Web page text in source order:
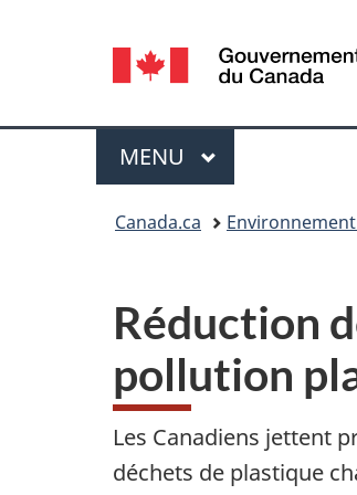
Sélection
de
la
langue
Menu
MENU PRINCIPAL
Canada.ca
Réduction
pollution
Les Canadiens jettent
déchets de plastique